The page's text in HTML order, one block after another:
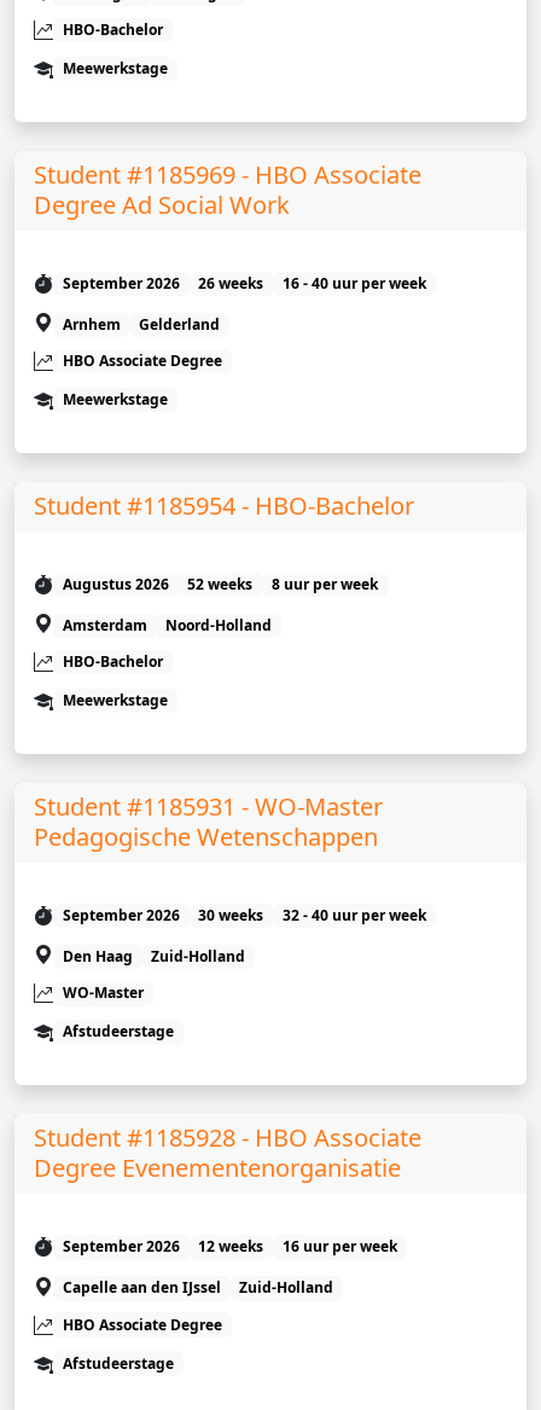
HBO-Bachelor
Meewerkstage
Student #1185969 - HBO Associate
Degree Ad Social Work
September 2026 26 weeks
16 - 40 uur per week
Arnhem
Gelderland
HBO Associate Degree
Meewerkstage
Student #1185954 - HBO-Bachelor
Augustus 2026 52 weeks
8 uur per week
Amsterdam
Noord-Holland
HBO-Bachelor
Meewerkstage
Student #1185931 - WO-Master
Pedagogische Wetenschappen
September 2026 30 weeks
32 - 40 uur per week
Den Haag
Zuid-Holland
WO-Master
Afstudeerstage
Student #1185928 - HBO Associate
Degree Evenementenorganisatie
September 2026 12 weeks
16 uur per week
Capelle aan den IJssel
Zuid-Holland
HBO Associate Degree
Afstudeerstage